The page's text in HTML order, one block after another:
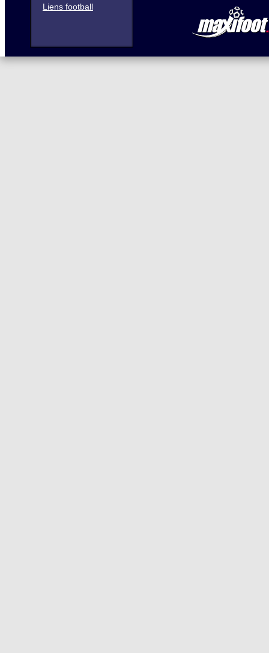
Liens football